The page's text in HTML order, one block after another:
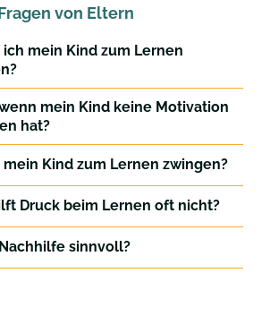
von Eltern
mein Kind zum Lernen
mein Kind keine Motivation
hat?
Kind zum Lernen zwingen?
Druck beim Lernen oft nicht?
sinnvoll?